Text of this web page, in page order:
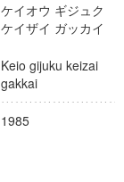
ケイオウ ギジュク
ケイザイ ガッカイ
Keio gijuku keizai
gakkai
1985